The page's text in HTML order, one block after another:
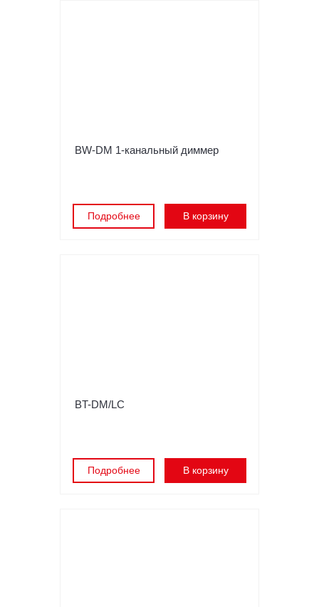
BW-DM 1-канальный диммер
Подробнее В корзину
BT-DM/LC
Подробнее В корзину